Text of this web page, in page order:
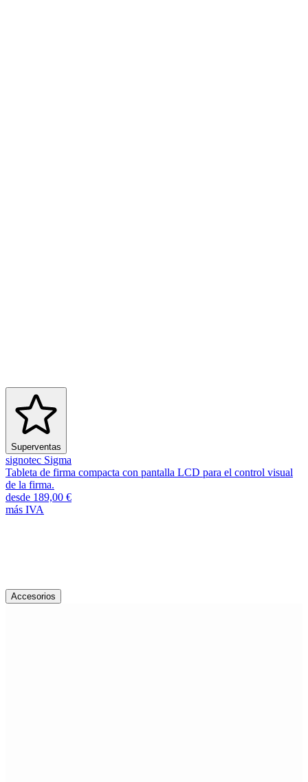
Superventas
signotec Sigma
Tableta de firma compacta con pantalla LCD para el control visual
de la firma.
desde 189,00 €
más IVA
Descubra más accesorios
Accesorios